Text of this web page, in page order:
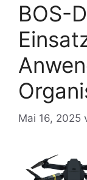
BOS-
Mai 16, 2025